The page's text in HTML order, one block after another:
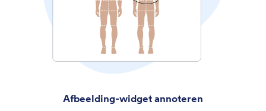
Afbeelding-widget annoteren